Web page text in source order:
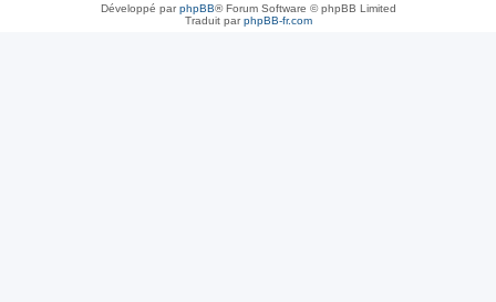
Développé parphpBB® Forum Software © phpBB Limited
Traduit parphpBB-fr.com